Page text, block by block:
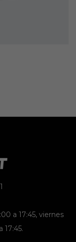
a 17:45, viernes
17:45.